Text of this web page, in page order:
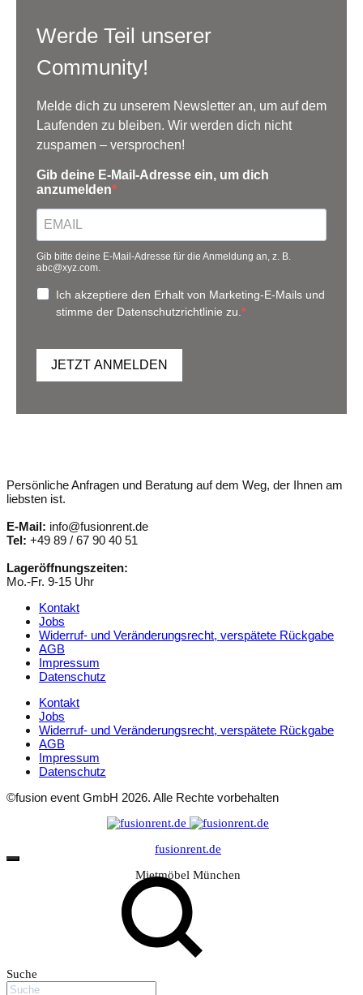
Werde Teil unserer
Community!
Melde dich zu unserem Newsletter an, um auf dem
Laufenden zu bleiben. Wir werden dich nicht
zuspamen – versprochen!
Gib deine E-Mail-Adresse ein, um dich
anzumelden
Gib bitte deine E-Mail-Adresse für die Anmeldung an, z. B.
abc@xyz.com.
Ich akzeptiere den Erhalt von Marketing-E-Mails und
stimme der Datenschutzrichtlinie zu.
JETZT ANMELDEN
Persönliche Anfragen und Beratung auf dem Weg, der Ihnen am
liebsten ist.
E-Mail: info@fusionrent.de
Tel: +49 89 / 67 90 40 51
Lageröffnungszeiten:
Mo.-Fr. 9-15 Uhr
Kontakt
Jobs
Widerruf- und Veränderungsrecht, verspätete Rückgabe
AGB
Impressum
Datenschutz
Kontakt
Jobs
Widerruf- und Veränderungsrecht, verspätete Rückgabe
AGB
Impressum
Datenschutz
©fusion event GmbH 2026. Alle Rechte vorbehalten
fusionrent.de
Mietmöbel München
Suche